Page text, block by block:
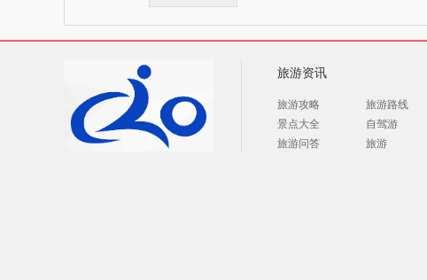
旅游资讯
旅游攻略
旅游路线
景点大全
自驾游
旅游问答
旅游